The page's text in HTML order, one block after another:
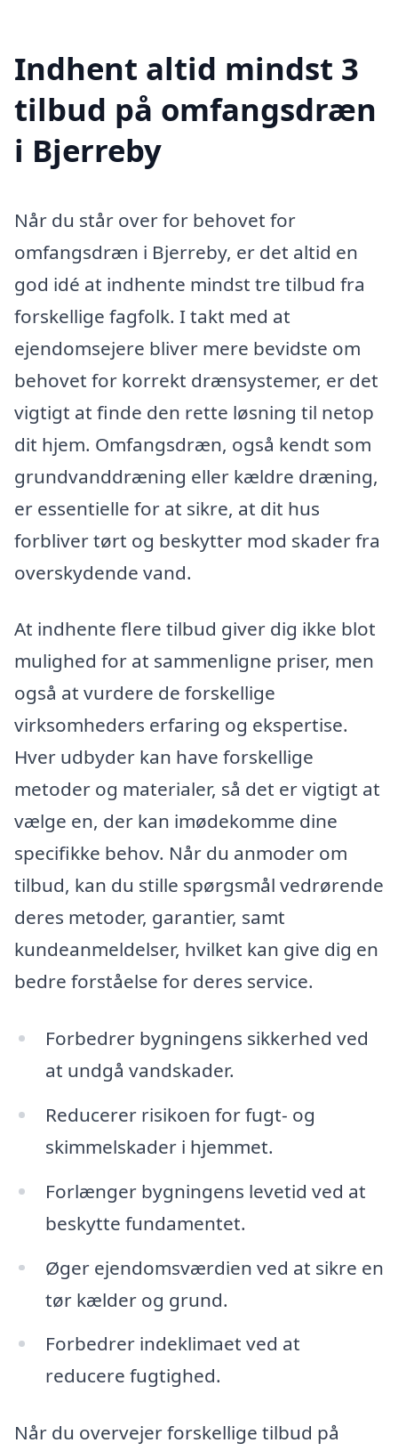
Indhent altid mindst 3
tilbud på omfangsdræn
i Bjerreby
Når du står over for behovet for
omfangsdræn i Bjerreby, er det altid en
god idé at indhente mindst tre tilbud fra
forskellige fagfolk. I takt med at
ejendomsejere bliver mere bevidste om
behovet for korrekt drænsystemer, er det
vigtigt at finde den rette løsning til netop
dit hjem. Omfangsdræn, også kendt som
grundvanddræning eller kældre dræning,
er essentielle for at sikre, at dit hus
forbliver tørt og beskytter mod skader fra
overskydende vand.
At indhente flere tilbud giver dig ikke blot
mulighed for at sammenligne priser, men
også at vurdere de forskellige
virksomheders erfaring og ekspertise.
Hver udbyder kan have forskellige
metoder og materialer, så det er vigtigt at
vælge en, der kan imødekomme dine
specifikke behov. Når du anmoder om
tilbud, kan du stille spørgsmål vedrørende
deres metoder, garantier, samt
kundeanmeldelser, hvilket kan give dig en
bedre forståelse for deres service.
Forbedrer bygningens sikkerhed ved
at undgå vandskader.
Reducerer risikoen for fugt- og
skimmelskader i hjemmet.
Forlænger bygningens levetid ved at
beskytte fundamentet.
Øger ejendomsværdien ved at sikre en
tør kælder og grund.
Forbedrer indeklimaet ved at
reducere fugtighed.
Når du overvejer forskellige tilbud på